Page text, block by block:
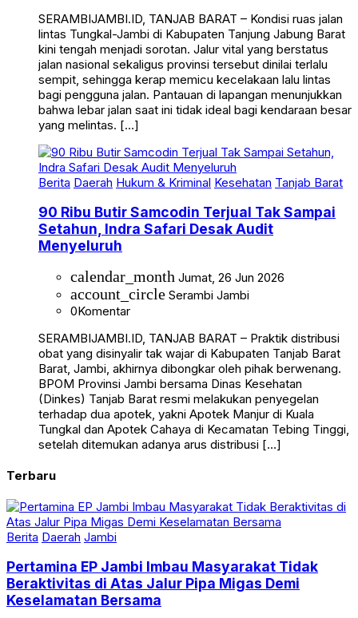
SERAMBIJAMBI.ID, TANJAB BARAT – Kondisi ruas jalan
lintas Tungkal-Jambi di Kabupaten Tanjung Jabung Barat
kini tengah menjadi sorotan. Jalur vital yang berstatus
jalan nasional sekaligus provinsi tersebut dinilai terlalu
sempit, sehingga kerap memicu kecelakaan lalu lintas
bagi pengguna jalan. Pantauan di lapangan menunjukkan
bahwa lebar jalan saat ini tidak ideal bagi kendaraan besar
yang melintas. […]
Berita Daerah Hukum & Kriminal Kesehatan Tanjab Barat
90 Ribu Butir Samcodin Terjual Tak Sampai
Setahun, Indra Safari Desak Audit
Menyeluruh
calendar_month Jumat, 26 Jun 2026
account_circle Serambi Jambi
0Komentar
SERAMBIJAMBI.ID, TANJAB BARAT – Praktik distribusi
obat yang disinyalir tak wajar di Kabupaten Tanjab Barat
Barat, Jambi, akhirnya dibongkar oleh pihak berwenang.
BPOM Provinsi Jambi bersama Dinas Kesehatan
(Dinkes) Tanjab Barat resmi melakukan penyegelan
terhadap dua apotek, yakni Apotek Manjur di Kuala
Tungkal dan Apotek Cahaya di Kecamatan Tebing Tinggi,
setelah ditemukan adanya arus distribusi […]
Terbaru
Berita Daerah Jambi
Pertamina EP Jambi Imbau Masyarakat Tidak
Beraktivitas di Atas Jalur Pipa Migas Demi
Keselamatan Bersama